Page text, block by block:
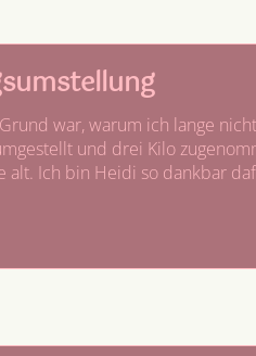
war, warum ich lange
und drei Kilo
Ich bin Heidi so dankbar